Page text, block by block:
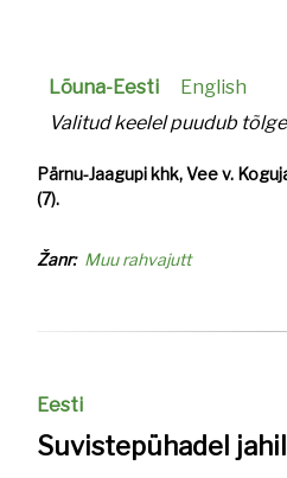
Lõuna-Eesti
English
Valitud keelel puudub
Pärnu-Jaagupi khk, Vee v.
(7).
Žanr Muu rahvajutt
Eesti
Suvistepühadel jahil